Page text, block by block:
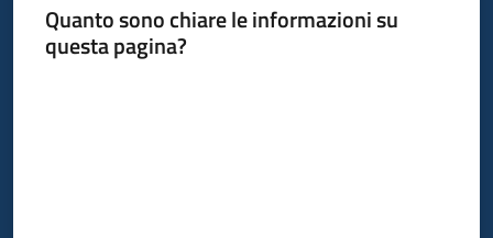
Quanto sono chiare le informazioni su
questa pagina?